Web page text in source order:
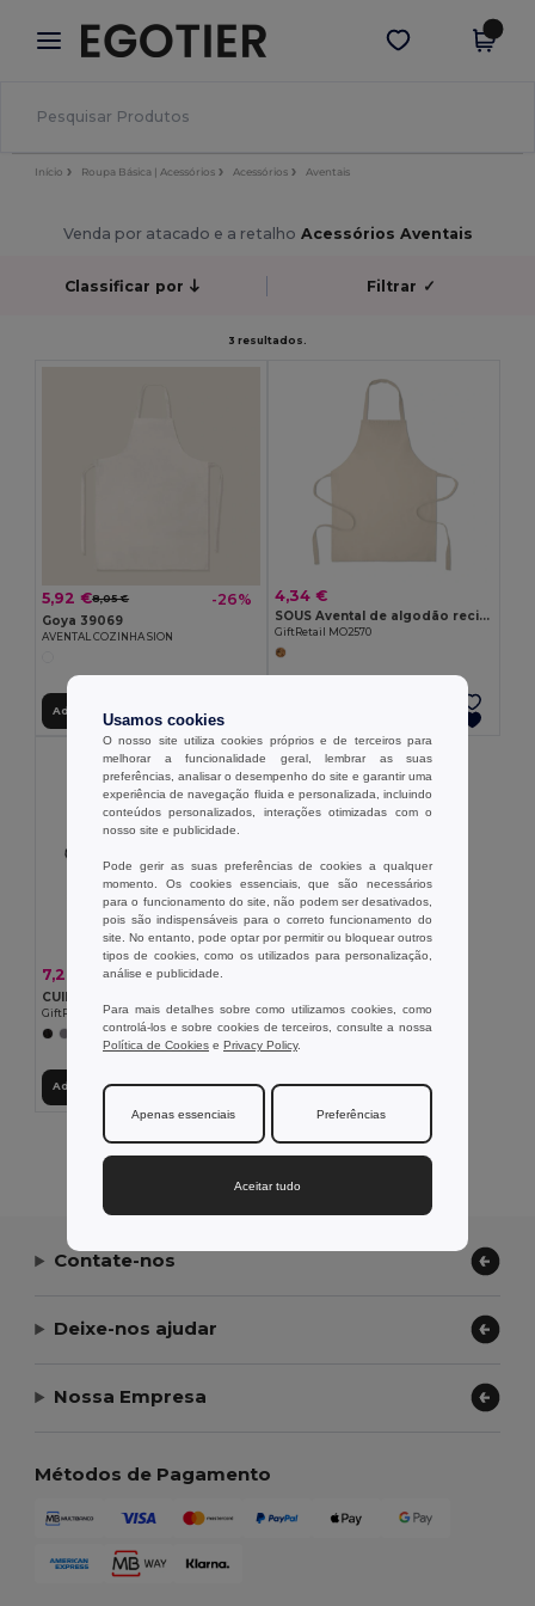
× App Egotier
Melhores preços na app!
Obter app
Início Roupa Básica | Acessórios Acessórios Aventais
Venda por atacado e a retalho Acessórios Aventais
Classificar por Filtrar ✓
3 resultados.
5,92 €8,05 € -26%
Goya 39069
AVENTAL COZINHA SION
Adicionar ao Carrinho
4,34 €
SOUS Avental de algodão reciclado
GiftRetail MO2570
7,26 € 8,28 € -12%
GiftRetail MO2265
Adicionar ao Carrinho
Exibindo Todos Os Produtos.
Contate-nos
Deixe-nos ajudar
Nossa Empresa
Métodos de Pagamento
Usamos cookies
O nosso site utiliza cookies próprios e de terceiros para
melhorar a funcionalidade geral, lembrar as suas
preferências, analisar o desempenho do site e garantir uma
experiência de navegação fluida e personalizada, incluindo
conteúdos personalizados, interações otimizadas com o
nosso site e publicidade.
Pode gerir as suas preferências de cookies a qualquer
momento. Os cookies essenciais, que são necessários
para o funcionamento do site, não podem ser desativados,
pois são indispensáveis para o correto funcionamento do
site. No entanto, pode optar por permitir ou bloquear outros
tipos de cookies, como os utilizados para personalização,
análise e publicidade.
Para mais detalhes sobre como utilizamos cookies, como
controlá-los e sobre cookies de terceiros, consulte a nossa
Política de Cookies e Privacy Policy.
Apenas essenciais Preferências
Aceitar tudo